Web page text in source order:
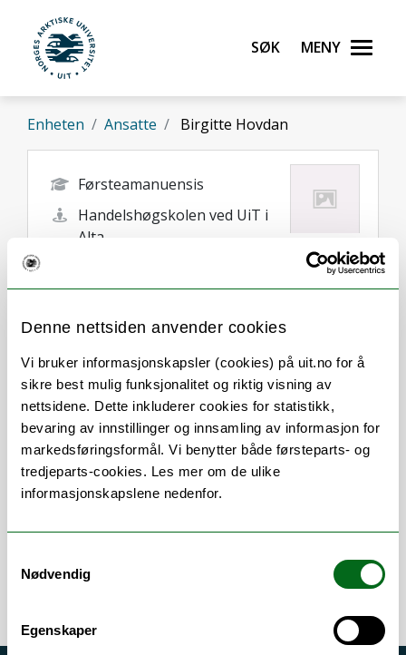
Denne nettsiden anvender cookies
Vi bruker informasjonskapsler (cookies) på uit.no for å
sikre best mulig funksjonalitet og riktig visning av
nettsidene. Dette inkluderer cookies for statistikk,
bevaring av innstillinger og innsamling av informasjon for
markedsføringsformål. Vi benytter både førsteparts- og
tredjeparts-cookies. Les mer om de ulike
informasjonskapslene nedenfor.
Nødvendig
Egenskaper
Gå til hovedinnhold
UiT Norges arktiske universitet
Søk Meny
Enheten Ansatte Birgitte Hovdan
Førsteamanuensis
Handelshøgskolen ved UiT i
Alta
Om
Forskning og undervisning
Publikasjoner